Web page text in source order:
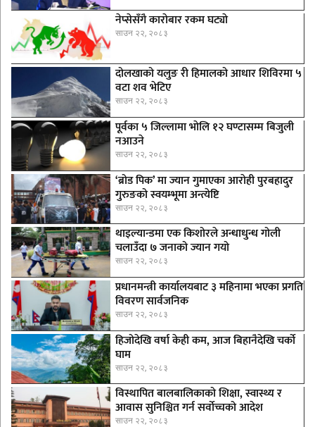
नेप्सेसँगै काराेबार रकम घट्याे
साउन २२, २०८३
दोलखाको यलुङ री हिमालको आधार शिविरमा ५
वटा शव भेटिए
साउन २२, २०८३
पूर्वका ५ जिल्लामा भाेलि १२ घण्टासम्म बिजुली
नआउने
साउन २२, २०८३
‘ब्रोड पिक’ मा ज्यान गुमाएका आराेही पुरबहादुर
गुरुङको स्वयम्भूमा अन्त्येष्टि
साउन २२, २०८३
थाइल्यान्डमा एक किशोरले अन्धाधुन्ध गोली
चलाउँदा ७ जनाको ज्यान गयो
साउन २२, २०८३
प्रधानमन्त्री कार्यालयबाट ३ महिनामा भएका प्रगति
विवरण सार्वजनिक
साउन २२, २०८३
हिजोदेखि वर्षा केही कम, आज बिहानैदेखि चर्को
घाम
साउन २२, २०८३
विस्थापित बालबालिकाको शिक्षा, स्वास्थ्य र
आवास सुनिश्चित गर्न सर्वोच्चको आदेश
साउन २२, २०८३